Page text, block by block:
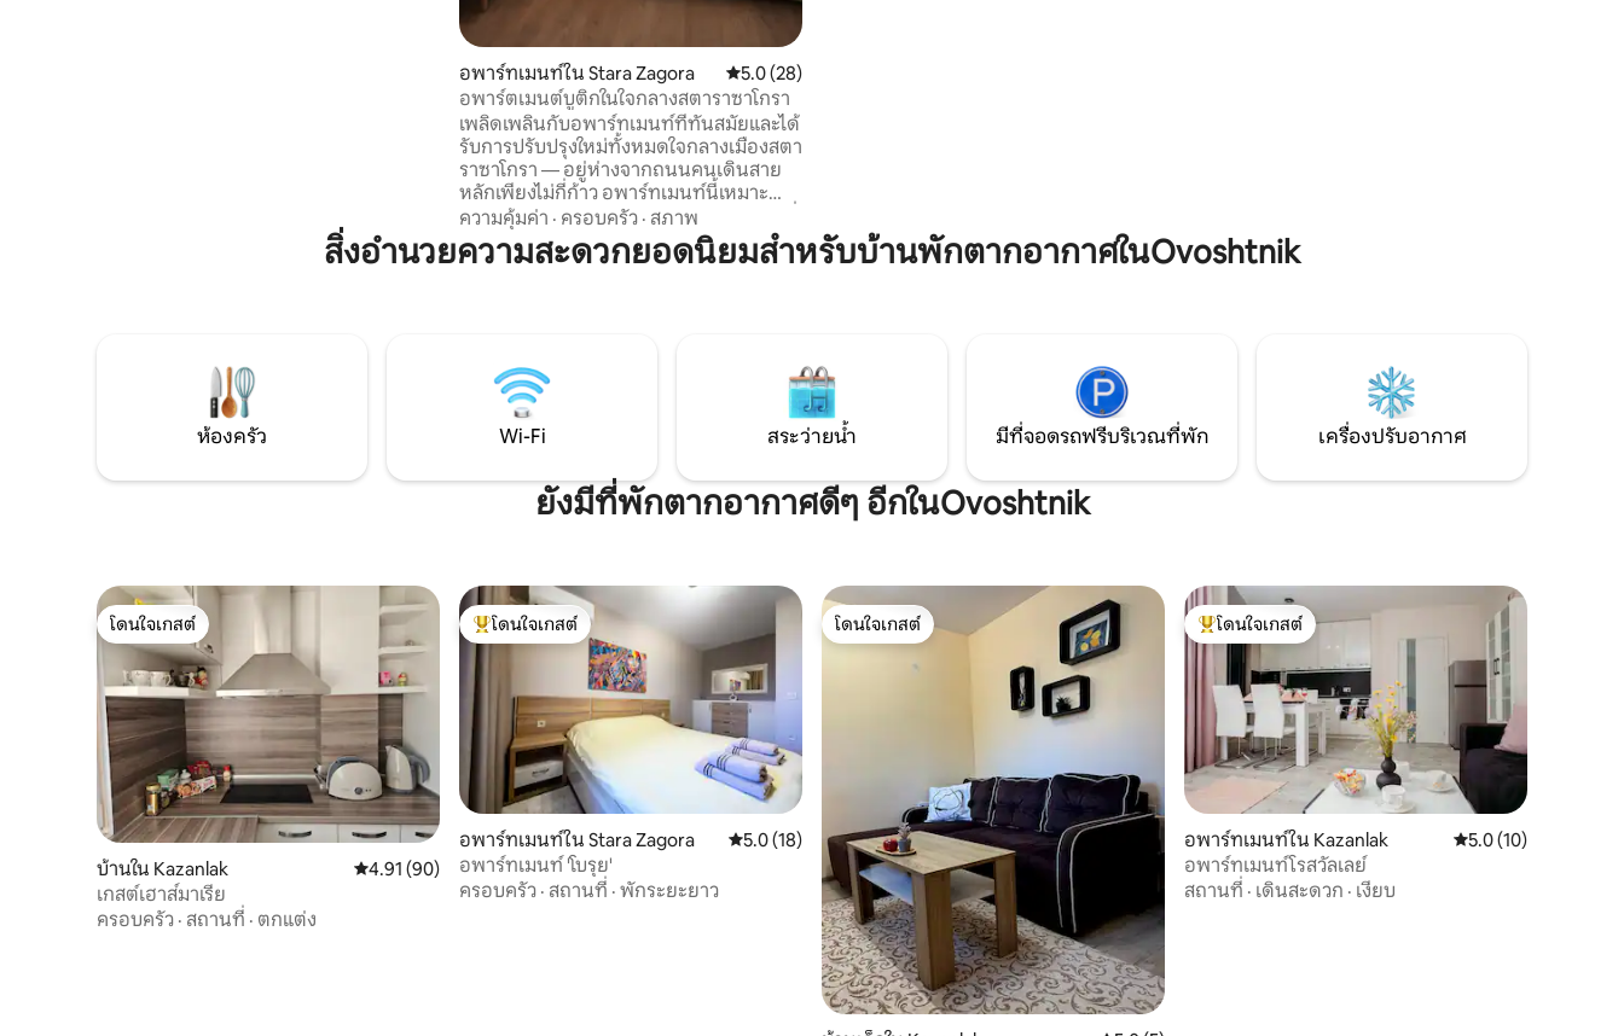
อพาร์ทเมนท์ใน Stara Zagora คะแนนเฉลี่ย 5.0 จาก 5, 28 รีวิว
5.0 (28)
อพาร์ตเมนต์บูติกในใจกลางสตาราซาโกรา
เพลิดเพลินกับอพาร์ทเมนท์ที่ทันสมัยและได้
รับการปรับปรุงใหม่ทั้งหมดใจกลางเมืองสตา
ราซาโกรา — อยู่ห่างจากถนนคนเดินสาย
หลักเพียงไม่กี่ก้าว อพาร์ทเมนท์นี้เหมาะ
สำหรับผู้เข้าพักไม่เกิน 4 คน โดยมีตัวเลือกที่
จะรองรับได้สูงสุด 6 คนด้วยเตียงโซฟาที่
สะดวกสบาย ✔ ทำเลใจกลางเมืองที่ยอด
อินด้วยตนเองง่ายๆ ✔ บรรยากาศเงียบสงบ
และอบอุ่น
ความคุ้มค่า · ครอบครัว · สภาพ
สิ่งอำนวยความสะดวกยอดนิยมสำหรับบ้านพักตากอากาศในOvoshtnik
ห้องครัว Wi-Fi สระว่ายน้ำ มีที่จอดรถฟรีบริเวณที่พัก เครื่องปรับอากาศ
ยังมีที่พักตากอากาศดีๆ อีกในOvoshtnik
โดนใจเกสต์
โดนใจเกสต์
บ้านใน Kazanlak คะแนนเฉลี่ย 4.91 จาก 5, 90 รีวิว
4.91 (90)
เกสต์เฮาส์มาเรีย
ครอบครัว · สถานที่ · ตกแต่ง
โดนใจเกสต์ที่สุด
โดนใจเกสต์
อพาร์ทเมนท์ใน Stara Zagora คะแนนเฉลี่ย 5.0 จาก 5, 18 รีวิว
5.0 (18)
อพาร์ทเมนท์ 'โบรุย'
ครอบครัว · สถานที่ · พักระยะยาว
โดนใจเกสต์
โดนใจเกสต์
โดนใจเกสต์ที่สุด
โดนใจเกสต์
อพาร์ทเมนท์ใน Kazanlak คะแนนเฉลี่ย 5.0 จาก
5.0 (10)
อพาร์ทเมนท์โรสวัลเลย์
สถานที่ · เดินสะดวก · เงียบ